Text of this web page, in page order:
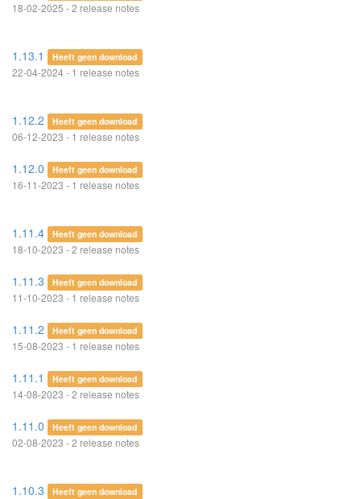
18-02-2025 - 2 release notes
1.13.1 Heeft geen download
22-04-2024 - 1 release notes
1.12.2 Heeft geen download
06-12-2023 - 1 release notes
1.12.0 Heeft geen download
16-11-2023 - 1 release notes
1.11.4 Heeft geen download
18-10-2023 - 2 release notes
1.11.3 Heeft geen download
11-10-2023 - 1 release notes
1.11.2 Heeft geen download
15-08-2023 - 1 release notes
1.11.1 Heeft geen download
14-08-2023 - 2 release notes
1.11.0 Heeft geen download
02-08-2023 - 2 release notes
1.10.3 Heeft geen download